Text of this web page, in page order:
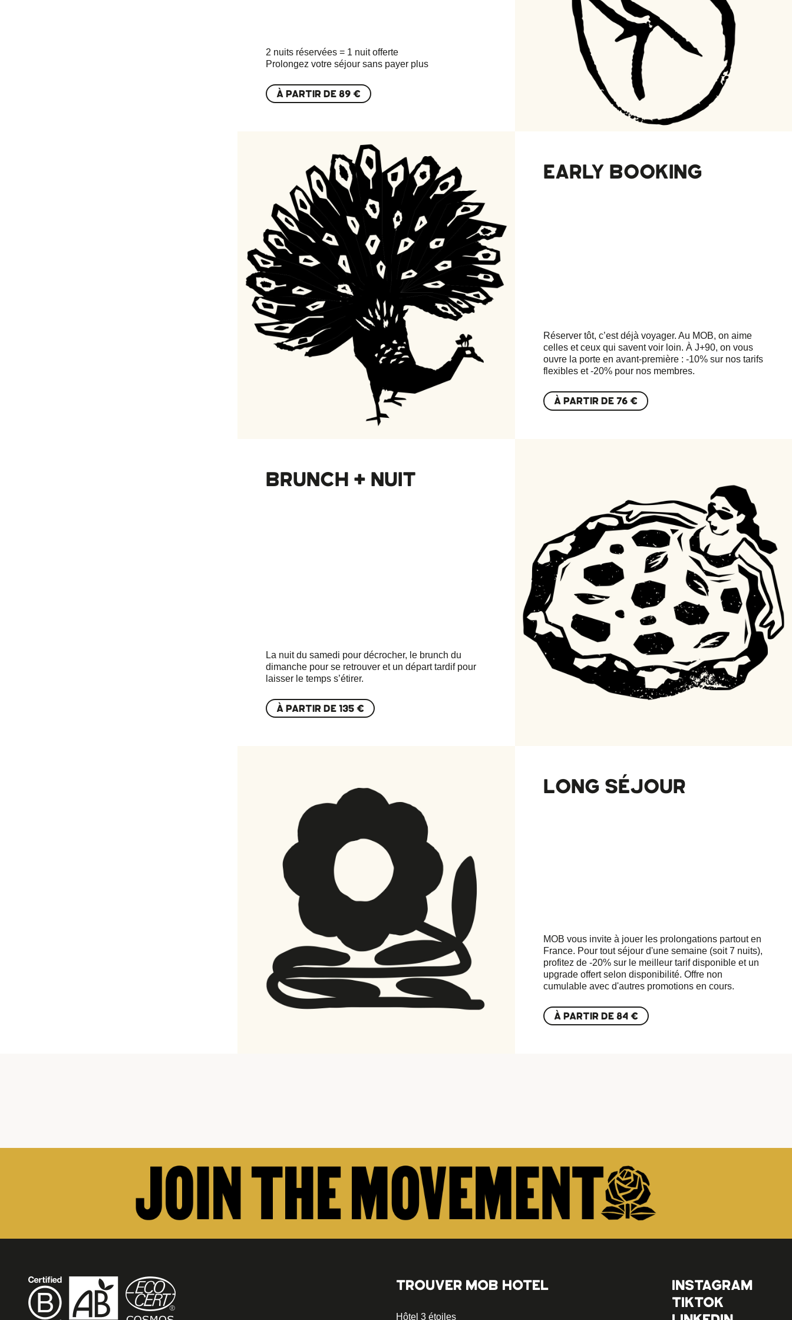
2 nuits réservées = 1 nuit offerte
Prolongez votre séjour sans payer plus
À PARTIR DE89 €
EARLY BOOKING
Réserver tôt, c’est déjà voyager. Au MOB, on aime
celles et ceux qui savent voir loin. À J+90, on vous
ouvre la porte en avant-première : -10% sur nos tarifs
flexibles et -20% pour nos membres.
À PARTIR DE76 €
BRUNCH + NUIT
La nuit du samedi pour décrocher, le brunch du
dimanche pour se retrouver et un départ tardif pour
laisser le temps s’étirer.
À PARTIR DE135 €
LONG SÉJOUR
MOB vous invite à jouer les prolongations partout en
France. Pour tout séjour d'une semaine (soit 7 nuits),
profitez de -20% sur le meilleur tarif disponible et un
upgrade offert selon disponibilité. Offre non
cumulable avec d'autres promotions en cours.
À PARTIR DE84 €
TROUVER MOB HOTEL
Hôtel 3 étoiles
INSTAGRAM
TIKTOK